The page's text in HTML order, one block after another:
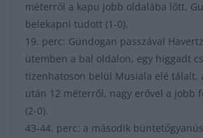
méterről a kapu jobb oldalába lőtt,
belekapni tudott (1-0).
19. perc: Gündogan passzával
ütemben a bal oldalon, egy higgadt
tizenhatoson belül Musiala elé tálalt,
után 12 méterről, nagy erővel a jobb
(2-0).
43-44. perc: a második